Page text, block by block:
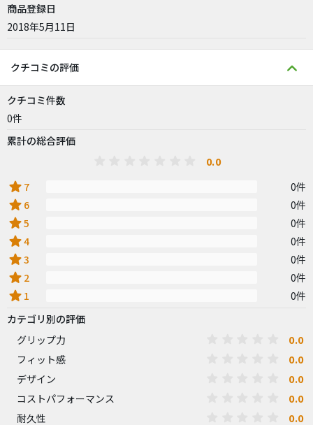
商品登録日
2018年5月11日
クチコミの評価
クチコミ件数
0件
累計の総合評価
0.0
star 7 0件
star 6 0件
star5 0件
star4 0件
star3 0件
star 2 0件
star 1
0件
カテゴリ別の評価
グリップ力
0.0
フィット感 0.0
デザイン 0.0
コストパフォーマンス 0.0
耐久性 0.0